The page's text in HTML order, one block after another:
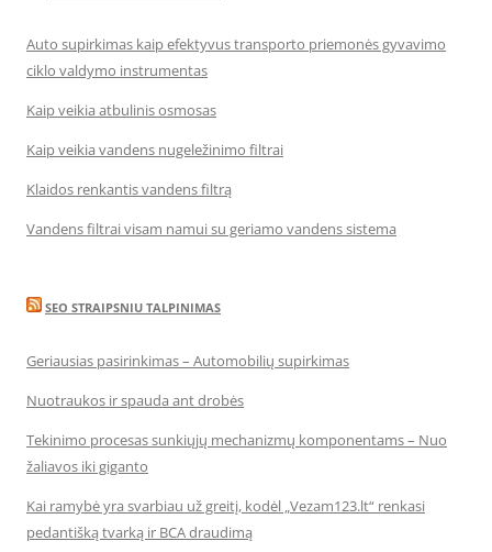
Auto supirkimas kaip efektyvus transporto priemonės gyvavimo
ciklo valdymo instrumentas
Kaip veikia atbulinis osmosas
Kaip veikia vandens nugeležinimo filtrai
Klaidos renkantis vandens filtrą
Vandens filtrai visam namui su geriamo vandens sistema
SEO STRAIPSNIU TALPINIMAS
Geriausias pasirinkimas – Automobilių supirkimas
Nuotraukos ir spauda ant drobės
Tekinimo procesas sunkiųjų mechanizmų komponentams – Nuo
žaliavos iki giganto
Kai ramybė yra svarbiau už greitį, kodėl „Vezam123.lt“ renkasi
pedantišką tvarką ir BCA draudimą